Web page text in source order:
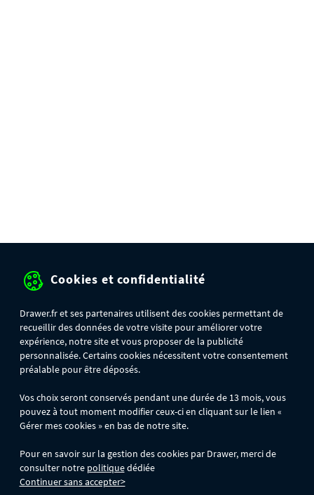
Cookies et confidentialité
Drawer.fr et ses partenaires utilisent des cookies permettant de
recueillir des données de votre visite pour améliorer votre
expérience, notre site et vous proposer de la publicité
personnalisée. Certains cookies nécessitent votre consentement
préalable pour être déposés.
Vos choix seront conservés pendant une durée de 13 mois, vous
pouvez à tout moment modifier ceux-ci en cliquant sur le lien «
Gérer mes cookies » en bas de notre site.
Pour en savoir sur la gestion des cookies par Drawer, merci de
consulter notre politiquedédiée
Continuer sans accepter>